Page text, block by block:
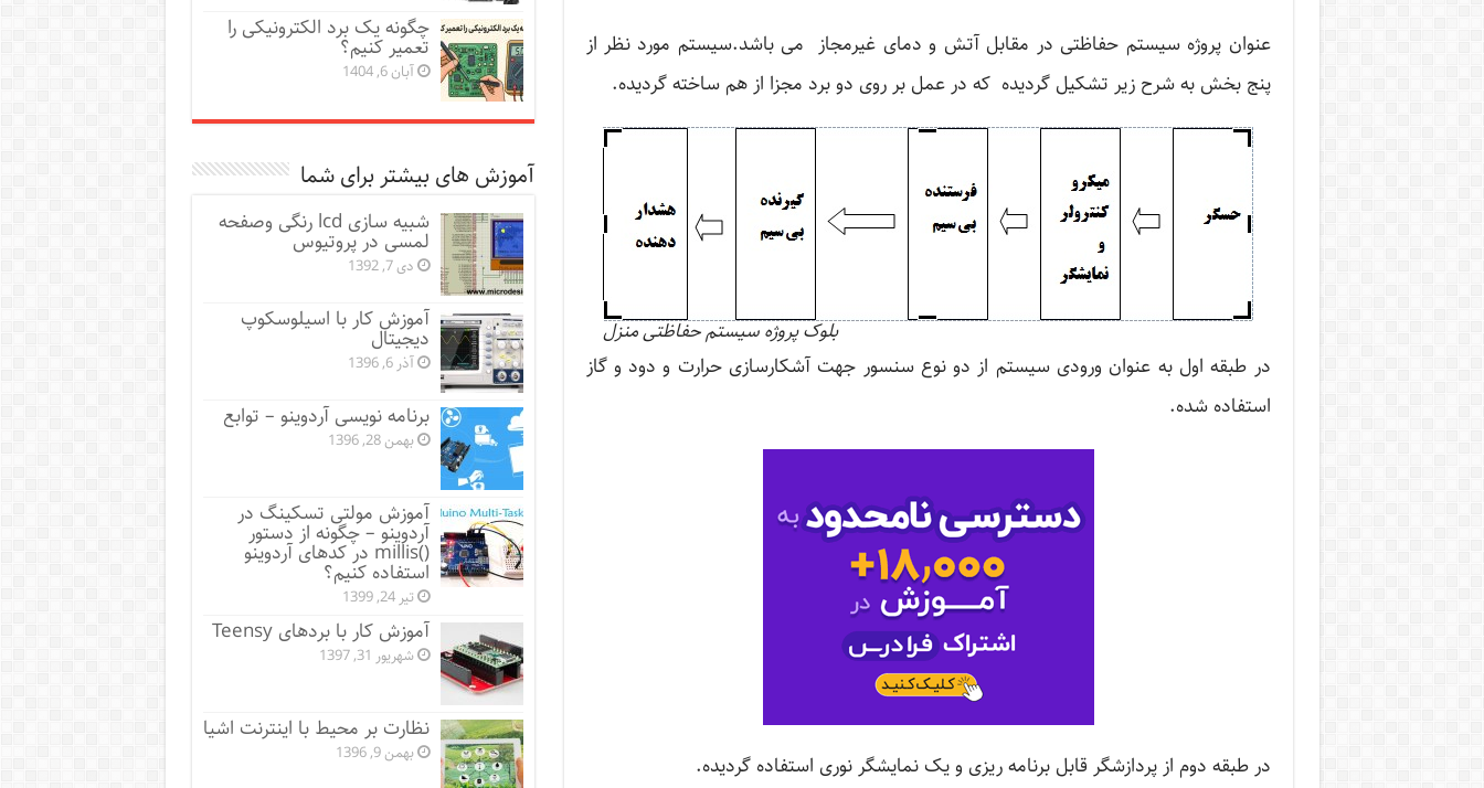
عنوان پروژه سیستم حفاظتی در مقابل آتش و دمای غیرمجاز می باشد.سیستم مورد نظر از
پنج بخش به شرح زیر تشکیل گردیده که در عمل بر روی دو برد مجزا از هم ساخته گردیده.
بلوک پروژه سیستم حفاظتی منزل
در طبقه اول به عنوان ورودی سیستم از دو نوع سنسور جهت آشکارسازی حرارت و دود و گاز
استفاده شده.
در طبقه دوم از پردازشگر قابل برنامه ریزی و یک نمایشگر نوری استفاده گردیده.
چگونه یک برد الکترونیکی را
تعمیر کنیم؟
آبان 6, 1404
آموزش های بیشتر برای شما
شبیه سازی lcd رنگی وصفحه
لمسی در پروتیوس
دی 7, 1392
آموزش کار با اسیلوسکوپ
دیجیتال
آذر 6, 1396
برنامه نویسی آردوینو – توابع
بهمن 28, 1396
آموزش مولتی ‌تسکینگ در
آردوینو – چگونه از دستور
()millis در کدهای آردوینو
استفاده کنیم؟
تیر 24, 1399
آموزش کار با بردهای Teensy
شهریور 31, 1397
نظارت بر محیط با اینترنت اشیا
بهمن 9, 1396